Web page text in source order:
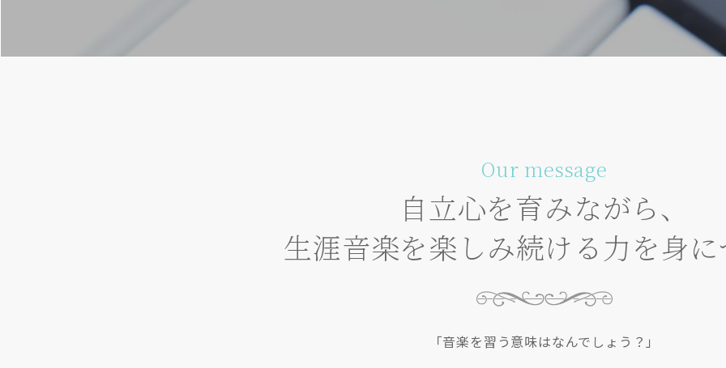
Our message
自立心を育みながら、
生涯音楽を楽しみ続ける力を身
「音楽を習う意味はなんでしょう？」